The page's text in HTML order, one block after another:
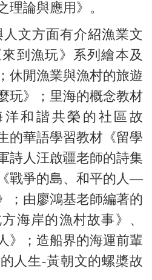
理論與應用》。
文方面有介紹漁業文
到漁玩》系列繪本及
休閒漁業與漁村的旅遊
玩》；里海的概念教材
洋和諧共榮的社區故
的華語學習教材《留學
詩人汪啟疆老師的詩集
戰爭的島、和平的人—
；由廖鴻基老師編著的
海岸的漁村故事》、
》；造船界的海運前輩
人生-黃朝文的螺槳故